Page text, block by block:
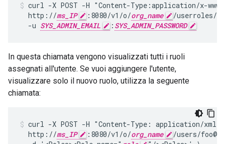
curl -X POST -H "Content-Type:application/x-
  http://
ms_IP :8080/v1/o/org_name /userroles/
  -u
SYS_ADMIN_EMAIL : SYS_ADMIN_PASSWORD
In questa chiamata vengono visualizzati tutti i ruoli
assegnati all'utente. Se vuoi aggiungere l'utente,
visualizzare solo il nuovo ruolo, utilizza la seguente
chiamata:
curl -X POST -H "Content-Type: application/
  http://
ms_IP :8080/v1/o/org_name
/users/